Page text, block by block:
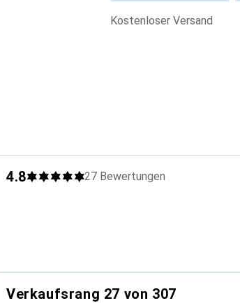
kostenloser Versand
4.8 27 Bewertungen
Verkaufsrang 27 von 307